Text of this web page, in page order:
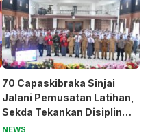
70 Capaskibraka Sinjai
Jalani Pemusatan Latihan,
Sekda Tekankan Disiplin
dan Nasionalisme
NEWS